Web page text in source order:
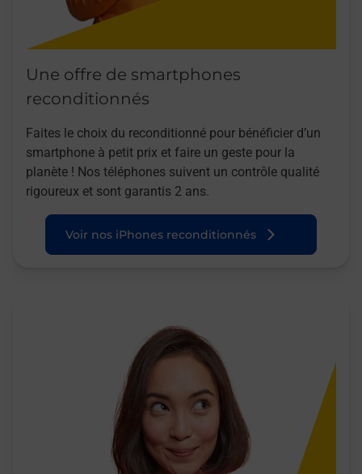
Une offre de smartphones
reconditionnés
Faites le choix du reconditionné pour bénéficier d’un
smartphone à petit prix et faire un geste pour la
planète ! Nos téléphones suivent un contrôle qualité
rigoureux et sont garantis 2 ans.
Voir nos iPhones reconditionnés